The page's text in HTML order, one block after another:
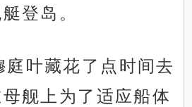
登岛。
庭叶藏花了点时间去
舰上为了适应船体